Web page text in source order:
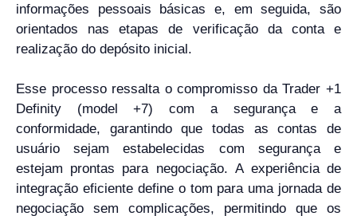
informações pessoais básicas e, em seguida, são
orientados nas etapas de verificação da conta e
realização do depósito inicial.
Esse processo ressalta o compromisso da Trader +1
Definity (model +7) com a segurança e a
conformidade, garantindo que todas as contas de
usuário sejam estabelecidas com segurança e
estejam prontas para negociação. A experiência de
integração eficiente define o tom para uma jornada de
negociação sem complicações, permitindo que os